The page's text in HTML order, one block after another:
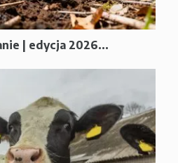
| edycja 2026...